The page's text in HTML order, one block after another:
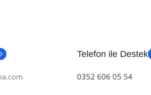
Telefon ile Destek
0352 606 05 54